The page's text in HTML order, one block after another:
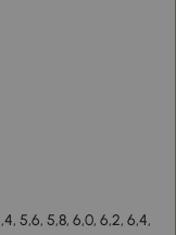
5,6, 5,8, 6,0, 6,2, 6,4,